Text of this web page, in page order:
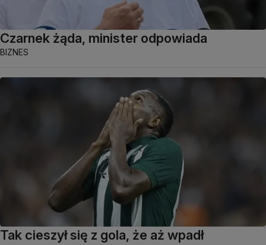
Czarnek żąda, minister odpowiada
BIZNES
Tak cieszył się z gola, że aż wpadł